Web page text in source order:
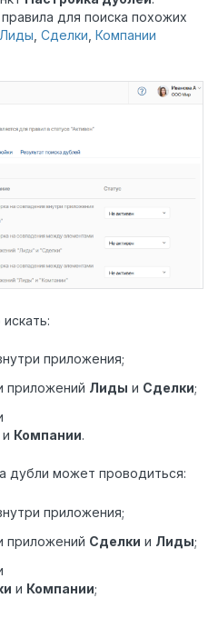
для поиска похожих
Лиды Сделки Компании
приложения;
приложений Лиды и Сделки;
и Компании.
дубли может проводиться:
приложения;
приложений Сделки и Лиды;
и Компании;